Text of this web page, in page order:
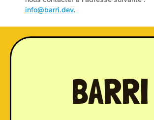
info@barri.dev.
BARRI